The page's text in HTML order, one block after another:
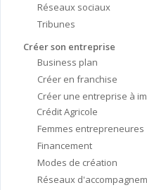
Réseaux sociaux
Tribunes
Créer son entreprise
Business plan
Créer en franchise
Créer une entreprise à
Crédit Agricole
Femmes entrepreneures
Financement
Modes de création
Réseaux